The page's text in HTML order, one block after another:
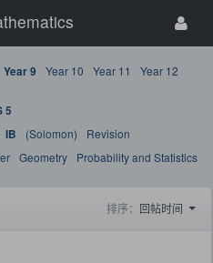
Year 9 Year 10 Year 11
Year 12
5
IB (Solomon)
Revision
Geometry
Probability and Statistics
排序： 回帖时间